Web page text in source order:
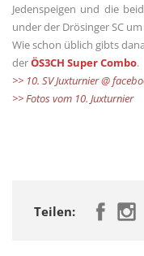
Jedenspeigen und die
under der Drösinger SC
Wie schon üblich gibts
derÖS3CH Super Combo.
>> 10. SV Juxturnier @
>> Fotos vom 10. Juxturnier
Teilen: